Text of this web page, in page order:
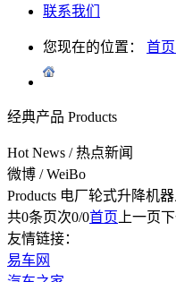
联系我们
您现在的位置： 首页
经典产品 Products
Hot News / 热点新闻
微博 / WeiBo
Products 电厂轮式升降机器
共0条页次0/0首页 上一页
友情链接：
易车网